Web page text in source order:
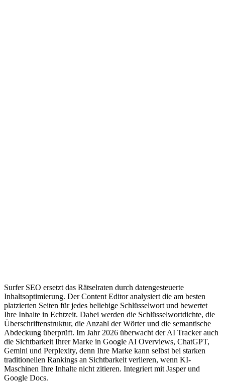
Surfer SEO ersetzt das Rätselraten durch datengesteuerte
Inhaltsoptimierung. Der Content Editor analysiert die am besten
platzierten Seiten für jedes beliebige Schlüsselwort und bewertet
Ihre Inhalte in Echtzeit. Dabei werden die Schlüsselwortdichte, die
Überschriftenstruktur, die Anzahl der Wörter und die semantische
Abdeckung überprüft. Im Jahr 2026 überwacht der AI Tracker auch
die Sichtbarkeit Ihrer Marke in Google AI Overviews, ChatGPT,
Gemini und Perplexity, denn Ihre Marke kann selbst bei starken
traditionellen Rankings an Sichtbarkeit verlieren, wenn KI-
Maschinen Ihre Inhalte nicht zitieren. Integriert mit Jasper und
Google Docs.